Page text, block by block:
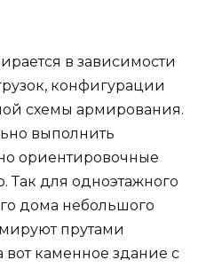
в зависимости
конфигурации
схемы армирования.
выполнить
ориентировочные
для одноэтажного
дома небольшого
прутами
вот каменное здание с